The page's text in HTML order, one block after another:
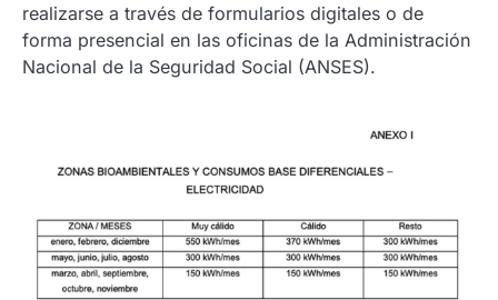
realizarse a través de formularios digitales o de
forma presencial en las oficinas de la Administración
Nacional de la Seguridad Social (ANSES).